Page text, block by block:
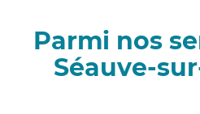
Parmi nos
Séauve-